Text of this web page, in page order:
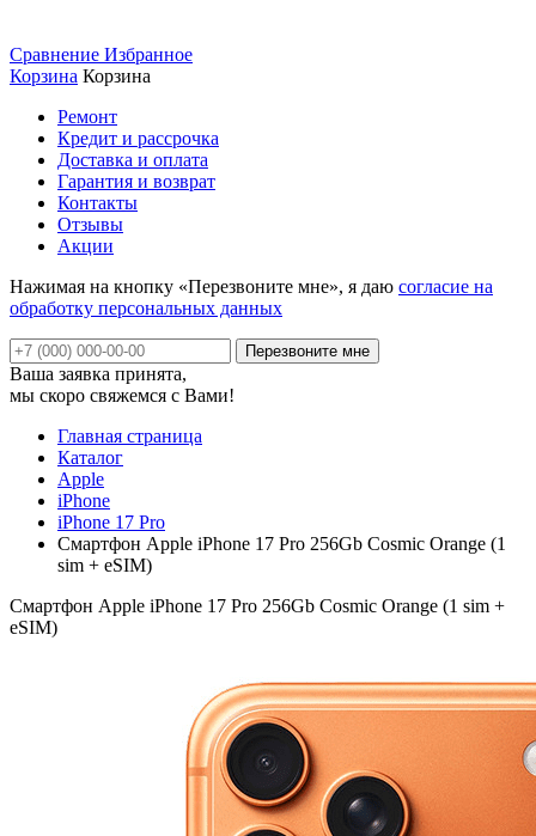
Сравнение Избранное
Корзина Корзина
Ремонт
Кредит и рассрочка
Доставка и оплата
Гарантия и возврат
Контакты
Отзывы
Акции
Нажимая на кнопку «Перезвоните мне», я даю согласие на
обработку персональных данных
Ваша заявка принята,
мы скоро свяжемся с Вами!
Главная страница
Каталог
Apple
iPhone
iPhone 17 Pro
Смартфон Apple iPhone 17 Pro 256Gb Cosmic Orange (1
sim + eSIM)
Смартфон Apple iPhone 17 Pro 256Gb Cosmic Orange (1 sim +
eSIM)